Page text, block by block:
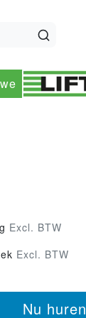
Excl. BTW
Excl. BTW
Nu huren